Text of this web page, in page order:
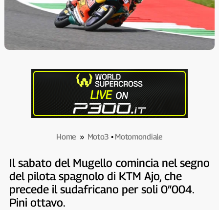
Home » Moto3 • Motomondiale
Il sabato del Mugello comincia nel segno
del pilota spagnolo di KTM Ajo, che
precede il sudafricano per soli 0″004.
Pini ottavo.